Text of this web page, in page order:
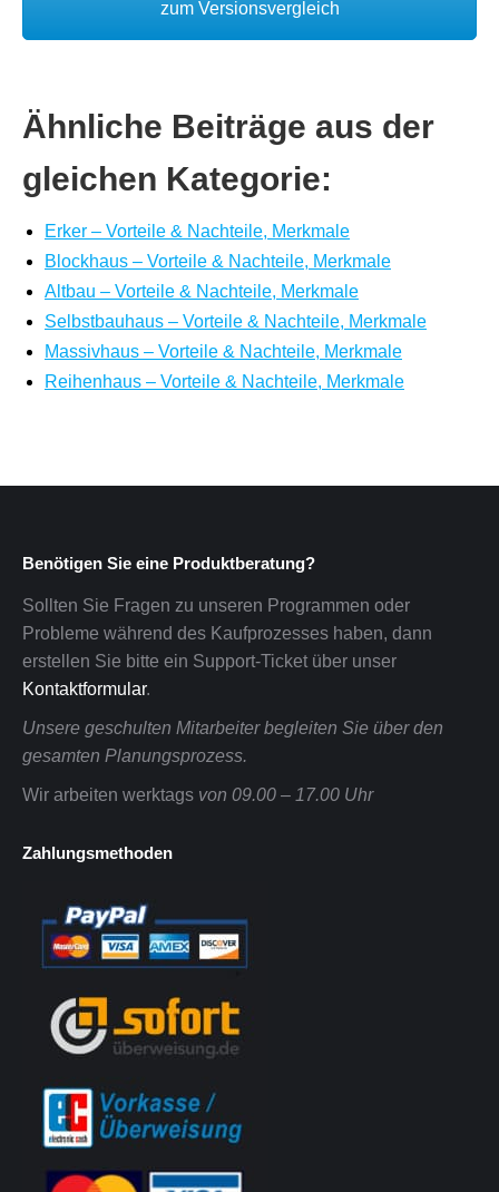
zum Versionsvergleich
Ähnliche Beiträge aus der
gleichen Kategorie:
Erker – Vorteile & Nachteile, Merkmale
Blockhaus – Vorteile & Nachteile, Merkmale
Altbau – Vorteile & Nachteile, Merkmale
Selbstbauhaus – Vorteile & Nachteile, Merkmale
Massivhaus – Vorteile & Nachteile, Merkmale
Reihenhaus – Vorteile & Nachteile, Merkmale
Benötigen Sie eine Produktberatung?
Sollten Sie Fragen zu unseren Programmen oder
Probleme während des Kaufprozesses haben, dann
erstellen Sie bitte ein Support-Ticket über unser
Kontaktformular.
Unsere geschulten Mitarbeiter begleiten Sie über den
gesamten Planungsprozess.
Wir arbeiten werktags von 09.00 – 17.00 Uhr
Zahlungsmethoden